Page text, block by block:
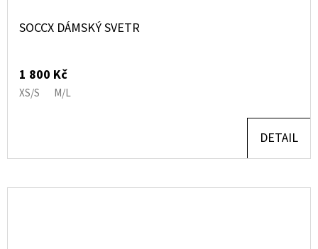
SOCCX DÁMSKÝ SVETR
1 800 Kč
XS/S M/L
DETAIL